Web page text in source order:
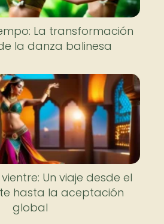
La transformación
la danza balinesa
Un viaje desde el
hasta la aceptación
global